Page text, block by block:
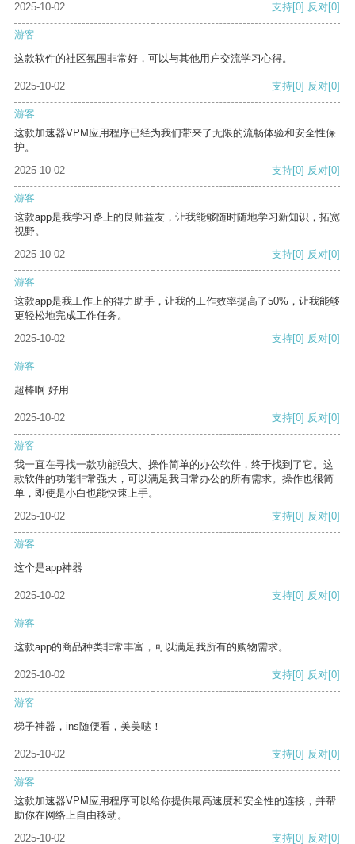
2025-10-02
支持[0] 反对[0]
游客
这款软件的社区氛围非常好，可以与其他用户交流学习心得。
2025-10-02 支持[0] 反对[0]
游客
这款加速器VPM应用程序已经为我们带来了无限的流畅体验和安全性保
护。
2025-10-02
支持[0] 反对[0]
游客
这款app是我学习路上的良师益友，让我能够随时随地学习新知识，拓宽
视野。
2025-10-02
支持[0] 反对[0]
游客
这款app是我工作上的得力助手，让我的工作效率提高了50%，让我能够
更轻松地完成工作任务。
2025-10-02
支持[0] 反对[0]
游客
超棒啊 好用
2025-10-02 支持[0] 反对[0]
游客
我一直在寻找一款功能强大、操作简单的办公软件，终于找到了它。这
款软件的功能非常强大，可以满足我日常办公的所有需求。操作也很简
单，即使是小白也能快速上手。
2025-10-02
支持[0] 反对[0]
游客
这个是app神器
2025-10-02 支持[0] 反对[0]
游客
这款app的商品种类非常丰富，可以满足我所有的购物需求。
2025-10-02 支持[0] 反对[0]
游客
梯子神器，ins随便看，美美哒！
2025-10-02 支持[0] 反对[0]
游客
这款加速器VPM应用程序可以给你提供最高速度和安全性的连接，并帮
助你在网络上自由移动。
2025-10-02
支持[0] 反对[0]